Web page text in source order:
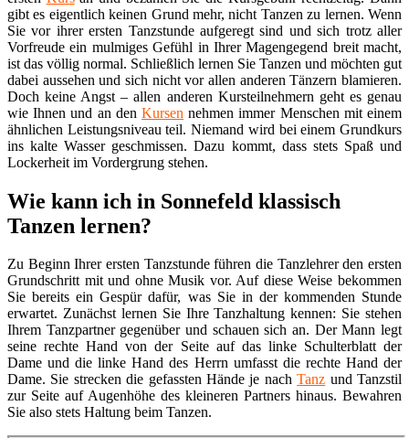
gibt es eigentlich keinen Grund mehr, nicht Tanzen zu lernen. Wenn
Sie vor ihrer ersten Tanzstunde aufgeregt sind und sich trotz aller
Vorfreude ein mulmiges Gefühl in Ihrer Magengegend breit macht,
ist das völlig normal. Schließlich lernen Sie Tanzen und möchten gut
dabei aussehen und sich nicht vor allen anderen Tänzern blamieren.
Doch keine Angst – allen anderen Kursteilnehmern geht es genau
wie Ihnen und an den Kursen nehmen immer Menschen mit einem
ähnlichen Leistungsniveau teil. Niemand wird bei einem Grundkurs
ins kalte Wasser geschmissen. Dazu kommt, dass stets Spaß und
Lockerheit im Vordergrung stehen.
Wie kann ich in Sonnefeld klassisch
Tanzen lernen?
Zu Beginn Ihrer ersten Tanzstunde führen die Tanzlehrer den ersten
Grundschritt mit und ohne Musik vor. Auf diese Weise bekommen
Sie bereits ein Gespür dafür, was Sie in der kommenden Stunde
erwartet. Zunächst lernen Sie Ihre Tanzhaltung kennen: Sie stehen
Ihrem Tanzpartner gegenüber und schauen sich an. Der Mann legt
seine rechte Hand von der Seite auf das linke Schulterblatt der
Dame und die linke Hand des Herrn umfasst die rechte Hand der
Dame. Sie strecken die gefassten Hände je nachTanz und Tanzstil
zur Seite auf Augenhöhe des kleineren Partners hinaus. Bewahren
Sie also stets Haltung beim Tanzen.